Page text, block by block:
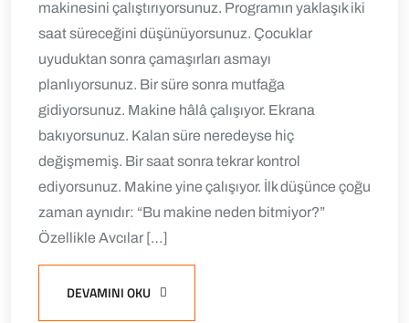
makinesini çalıştırıyorsunuz. Programın yaklaşık iki
saat süreceğini düşünüyorsunuz. Çocuklar
uyuduktan sonra çamaşırları asmayı
planlıyorsunuz. Bir süre sonra mutfağa
gidiyorsunuz. Makine hâlâ çalışıyor. Ekrana
bakıyorsunuz. Kalan süre neredeyse hiç
değişmemiş. Bir saat sonra tekrar kontrol
ediyorsunuz. Makine yine çalışıyor. İlk düşünce çoğu
zaman aynıdır: “Bu makine neden bitmiyor?”
Özellikle Avcılar […]
DEVAMINI OKU